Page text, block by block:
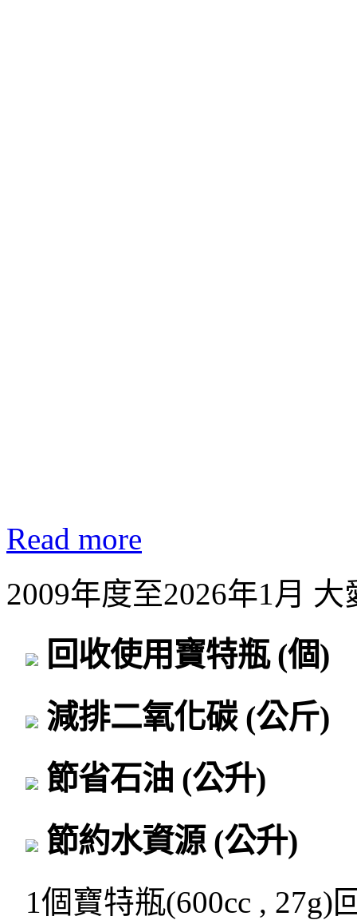
Read more
2009年度至2026年1月
回收使用寶特瓶 (個)
減排二氧化碳 (公斤)
節省石油 (公升)
節約水資源 (公升)
1個寶特瓶(600cc , 27g)